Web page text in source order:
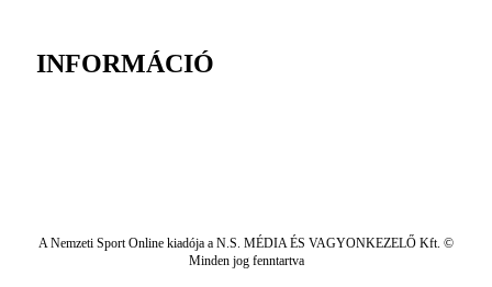
INFORMÁCIÓ
A Nemzeti Sport Online kiadója a N.S. MÉDIA ÉS VAGYONKEZELŐ Kft. ©
Minden jog fenntartva